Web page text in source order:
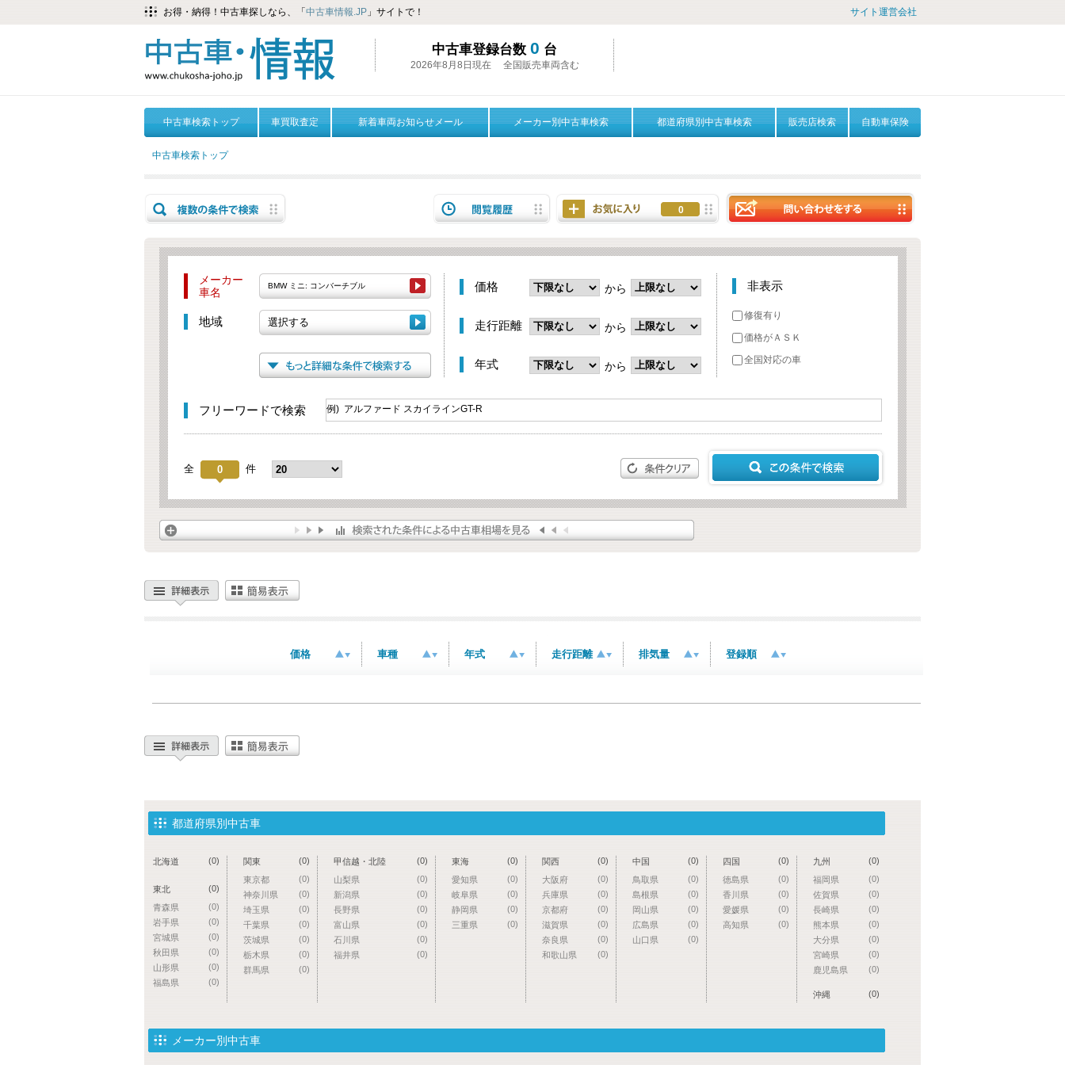
サイト運営会社
お得・納得！中古車探しなら、「 中古車情報.JP 」サイトで！
中古車登録台数 0 台
2026年8月8日現在 全国販売車両含む
中古車検索トップ 車買取査定 新着車両お知らせメール メーカー別中古車検索 都道府県別中古車検索 販売店検索 自動車保険
中古車検索トップ
0
メーカー
車名
BMW ミニ: コンバーチブル
地域 選択する
価格 から
走行距離 から
年式 から
非表示
修復有り
価格がＡＳＫ
全国対応の車
フリーワードで検索
全 0 件
価格 車種 年式 走行距離 排気量 登録順
都道府県別中古車
(0)
北海道
(0)
東北
(0)
青森県
(0)
岩手県
(0)
宮城県
(0)
秋田県
(0)
山形県
(0)
福島県
(0)
関東
(0)
東京都
(0)
神奈川県
(0)
埼玉県
(0)
千葉県
(0)
茨城県
(0)
栃木県
(0)
群馬県
(0)
甲信越・北陸
(0)
山梨県
(0)
新潟県
(0)
長野県
(0)
富山県
(0)
石川県
(0)
福井県
(0)
東海
(0)
愛知県
(0)
岐阜県
(0)
静岡県
(0)
三重県
(0)
関西
(0)
大阪府
(0)
兵庫県
(0)
京都府
(0)
滋賀県
(0)
奈良県
(0)
和歌山県
(0)
中国
(0)
鳥取県
(0)
島根県
(0)
岡山県
(0)
広島県
(0)
山口県
(0)
四国
(0)
徳島県
(0)
香川県
(0)
愛媛県
(0)
高知県
(0)
九州
(0)
福岡県
(0)
佐賀県
(0)
長崎県
(0)
熊本県
(0)
大分県
(0)
宮崎県
(0)
鹿児島県
(0)
沖縄
メーカー別中古車